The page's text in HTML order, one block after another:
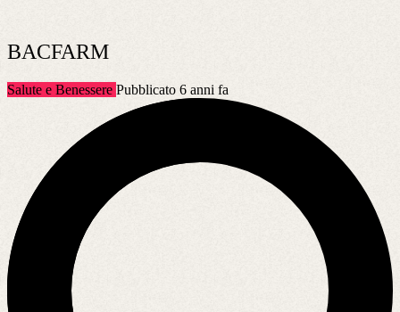
BACFARM
Salute e Benessere Pubblicato 6 anni fa